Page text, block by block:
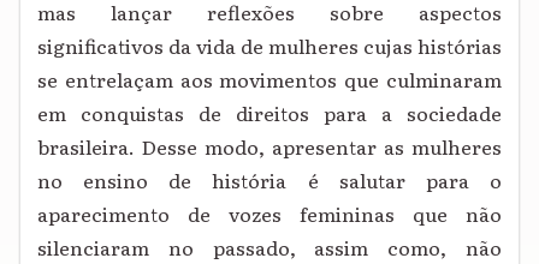
mas lançar reflexões sobre aspectos
significativos da vida de mulheres cujas histórias
se entrelaçam aos movimentos que culminaram
em conquistas de direitos para a sociedade
brasileira. Desse modo, apresentar as mulheres
no ensino de história é salutar para o
aparecimento de vozes femininas que não
silenciaram no passado, assim como, não